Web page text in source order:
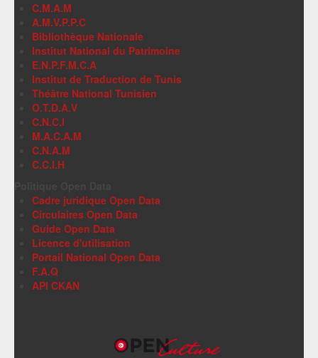
C.M.A.M
A.M.V.P.P.C
Bibliothèque Nationale
Institut National du Patrimoine
E.N.P.F.M.C.A
Institut de Traduction de Tunis
Théâtre National Tunisien
O.T.D.A.V
C.N.C.I
M.A.C.A.M
C.N.A.M
C.C.I.H
Cadre juridique Open Data
Circulaires Open Data
Guide Open Data
Licence d'utilisation
Portail National Open Data
F.A.Q
API CKAN